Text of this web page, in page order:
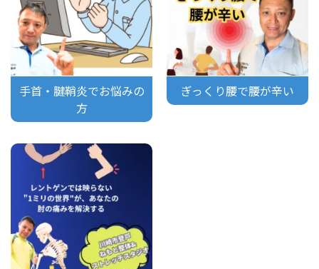
手首・腱鞘炎でお悩みの
方
ぎっくり腰で腰が辛い